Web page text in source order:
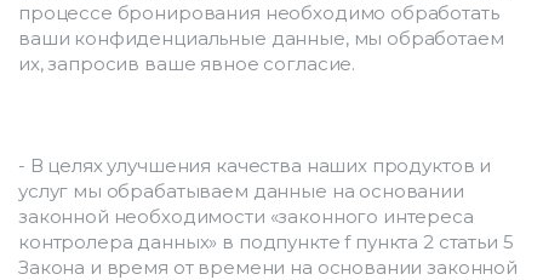
процессе бронирования необходимо обработать
ваши конфиденциальные данные, мы обработаем
их, запросив ваше явное согласие.
- В целях улучшения качества наших продуктов и
услуг мы обрабатываем данные на основании
законной необходимости «законного интереса
контролера данных» в подпункте f пункта 2 статьи 5
Закона и время от времени на основании законной